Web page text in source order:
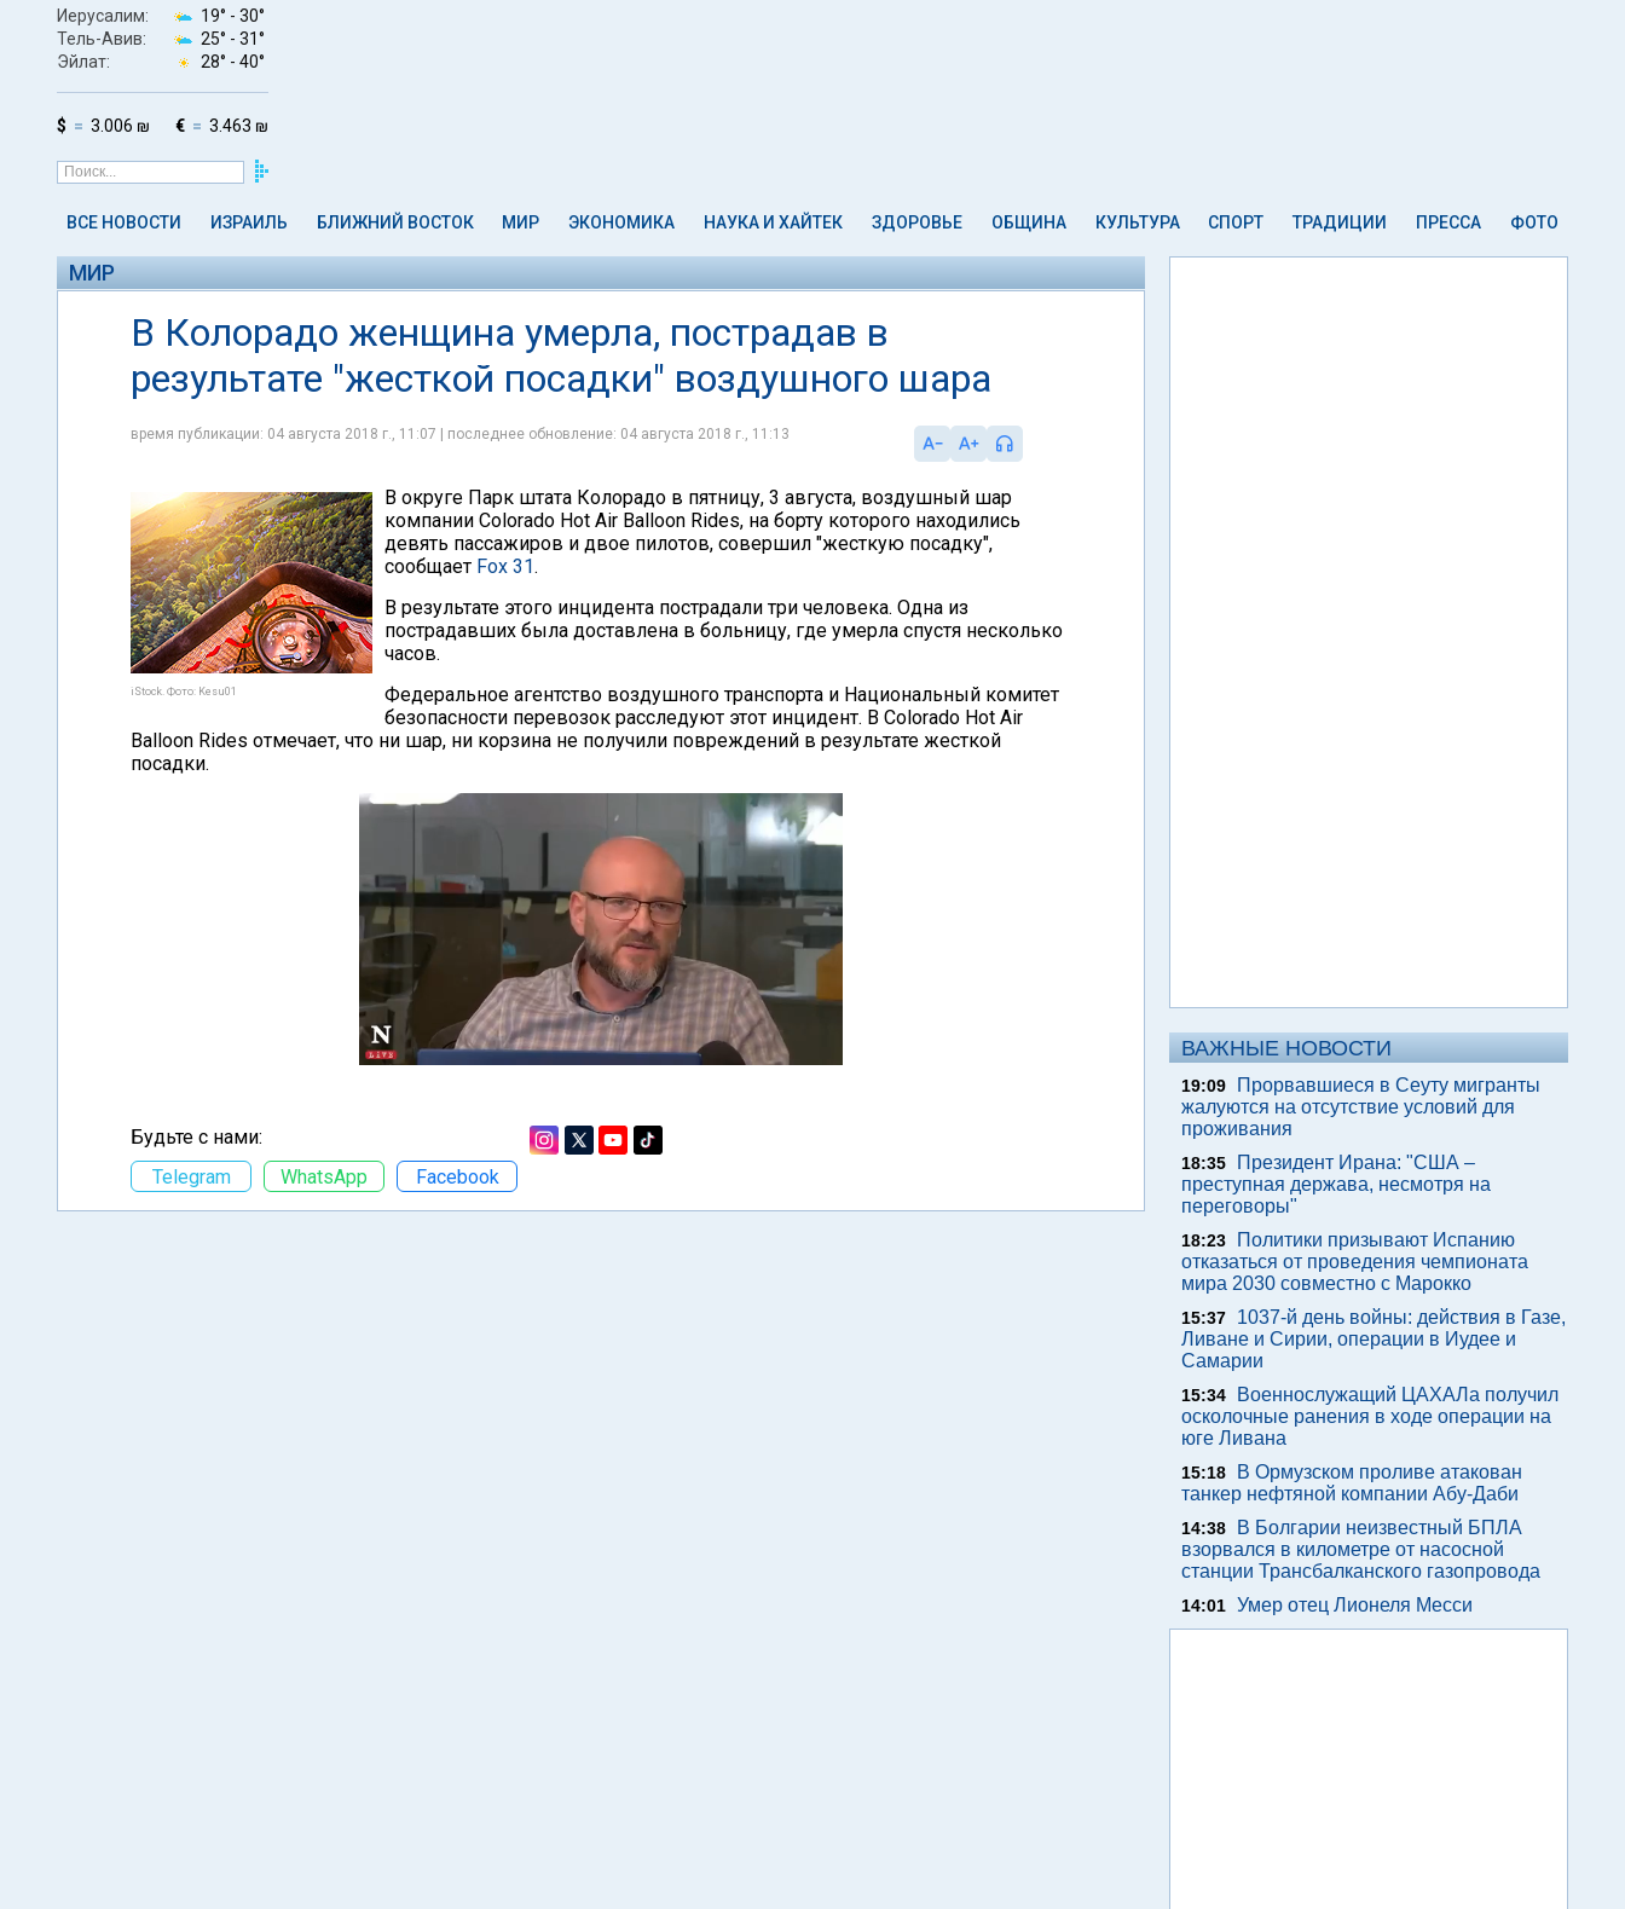
Иерусалим: 19° - 30°
Тель-Авив:
25° - 31°
Эйлат:
28° - 40°
$ 3.006 ₪ € 3.463 ₪
ВСЕ НОВОСТИ ИЗРАИЛЬ БЛИЖНИЙ ВОСТОК МИР ЭКОНОМИКА НАУКА И ХАЙТЕК ЗДОРОВЬЕ ОБЩИНА КУЛЬТУРА СПОРТ ТРАДИЦИИ ПРЕССА ФОТО
МИР
В Колорадо женщина умерла, пострадав в
результате "жесткой посадки" воздушного шара
время публикации: 04 августа 2018 г., 11:07 | последнее обновление: 04 августа 2018 г., 11:13
iStock. Фото: Kesu01
В округе Парк штата Колорадо в пятницу, 3 августа, воздушный шар
компании Colorado Hot Air Balloon Rides, на борту которого находились
девять пассажиров и двое пилотов, совершил "жесткую посадку",
сообщает Fox 31.
В результате этого инцидента пострадали три человека. Одна из
пострадавших была доставлена в больницу, где умерла спустя несколько
часов.
Федеральное агентство воздушного транспорта и Национальный комитет
безопасности перевозок расследуют этот инцидент. В Colorado Hot Air
Balloon Rides отмечает, что ни шар, ни корзина не получили повреждений в результате жесткой
посадки.
Будьте с нами:
Telegram
WhatsApp Facebook
ВАЖНЫЕ НОВОСТИ
19:09
Прорвавшиеся в Сеуту мигранты
жалуются на отсутствие условий для
проживания
18:35
Президент Ирана: "США –
преступная держава, несмотря на
переговоры"
18:23
Политики призывают Испанию
отказаться от проведения чемпионата
мира 2030 совместно с Марокко
15:37
1037-й день войны: действия в Газе,
Ливане и Сирии, операции в Иудее и
Самарии
15:34
Военнослужащий ЦАХАЛа получил
осколочные ранения в ходе операции на
юге Ливана
15:18
В Ормузском проливе атакован
танкер нефтяной компании Абу-Даби
14:38
В Болгарии неизвестный БПЛА
взорвался в километре от насосной
станции Трансбалканского газопровода
14:01 Умер отец Лионеля Месси